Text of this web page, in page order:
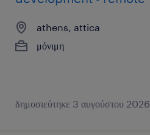
athens, attica
μόνιμη
δημοσιεύτηκε 3 αυγούστου 2026